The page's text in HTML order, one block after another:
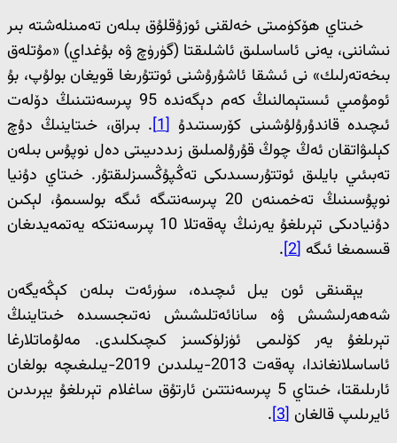
خىتاي ھۆكۈمىتى خەلقنى ئوزۇقلۇق بىلەن تەمىنلەشتە بىر
نىشاننى، يەنى ئاساسلىق ئاشلىقتا (گۈرۈچ ۋە بۇغداي) «مۇتلەق
بىخەتەرلىك» نى ئىشقا ئاشۇرۇشنى ئوتتۇرىغا قويغان بولۇپ، بۇ
ئومۇمىي ئىستېمالنىڭ كەم دېگەندە 95 پىرسەنتىنىڭ دۆلەت
ئىچىدە قاندۇرۇلۇشىنى كۆرسىتىدۇ [1] . بىراق، خىتاينىڭ دۇچ
كېلىۋاتقان ئەڭ چوڭ قۇرۇلمىلىق زىددىيىتى دەل نوپۇس بىلەن
تەبىئىي بايلىق ئوتتۇرىسىدىكى تەڭپۇڭسىزلىقتۇر. خىتاي دۇنيا
نوپۇسىنىڭ تەخمىنەن 20 پىرسەنتىگە ئىگە بولسىمۇ، لېكىن
دۇنيادىكى تېرىلغۇ يەرنىڭ پەقەتلا 10 پىرسەنتكە يەتمەيدىغان
قىسمىغا ئىگە [2]
.
يېقىنقى ئون يىل ئىچىدە، سۈرئەت بىلەن كېڭەيگەن
شەھەرلىشىش ۋە سانائەتلىشىش نەتىجىسىدە خىتاينىڭ
تېرىلغۇ يەر كۆلىمى ئۈزلۈكسىز كىچىكلىدى. مەلۇماتلارغا
ئاساسلانغاندا، پەقەت 2013-يىلىدىن 2019-يىلىغىچە بولغان
ئارىلىقتا، خىتاي 5 پىرسەنتتىن ئارتۇق ساغلام تېرىلغۇ يېرىدىن
ئايرىلىپ قالغان [3]
.